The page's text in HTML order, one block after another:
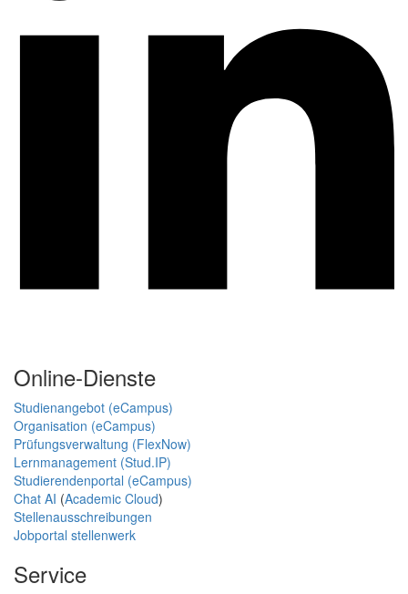
Online-Dienste
Studienangebot (eCampus)
Organisation (eCampus)
Prüfungsverwaltung (FlexNow)
Lernmanagement (Stud.IP)
Studierendenportal (eCampus)
Chat AI (Academic Cloud)
Stellenausschreibungen
Jobportal stellenwerk
Service